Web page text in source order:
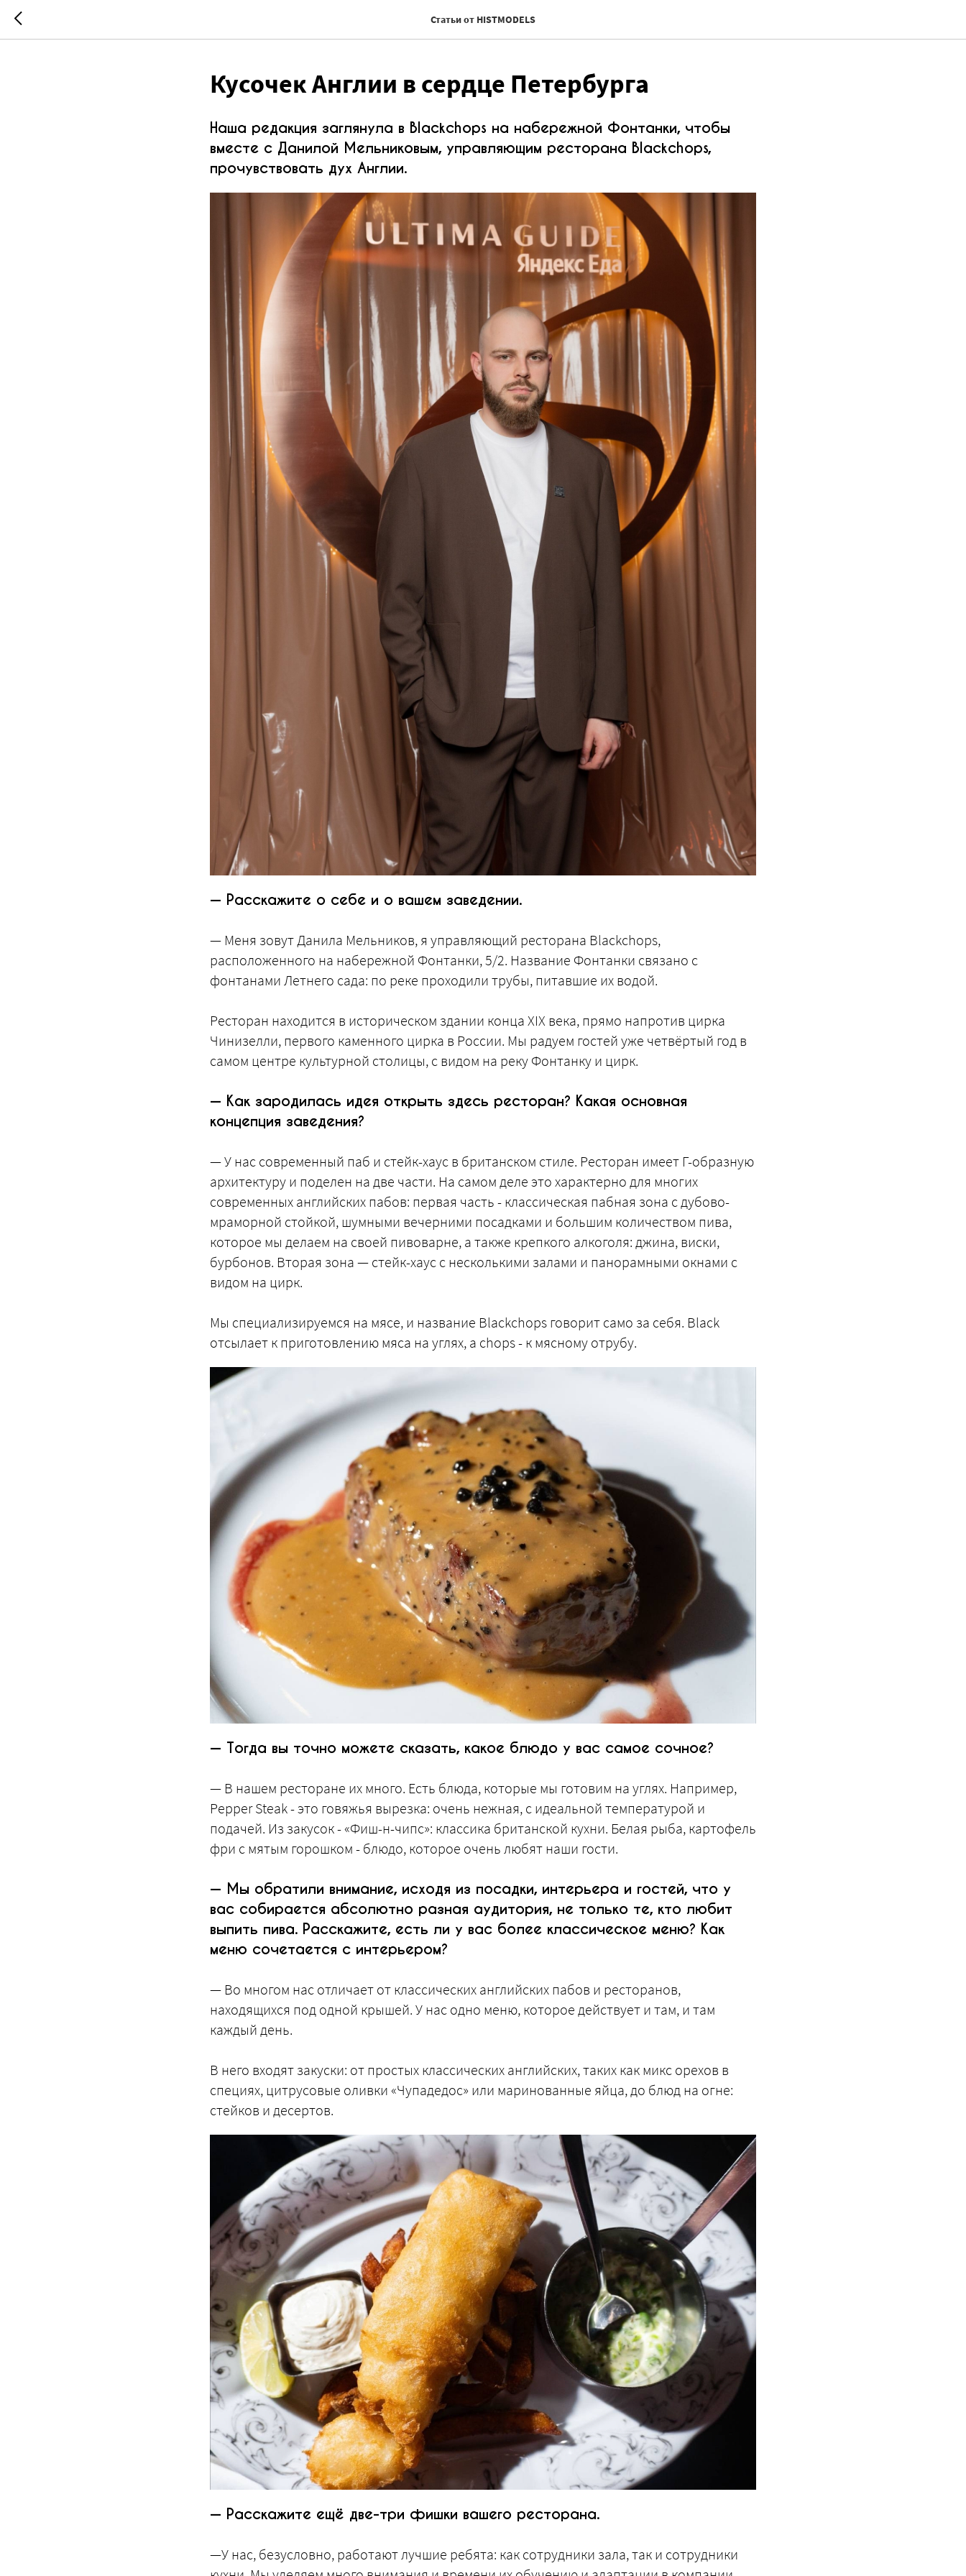
Статьи от HISTMODELS
Кусочек Англии в сердце Петербурга
Наша редакция заглянула в Blackchops на набережной Фонтанки, чтобы
вместе с Данилой Мельниковым, управляющим ресторана Blackchops,
прочувствовать дух Англии.
— Расскажите о себе и о вашем заведении.
— Меня зовут Данила Мельников, я управляющий ресторана Blackchops,
расположенного на набережной Фонтанки, 5/2. Название Фонтанки связано с
фонтанами Летнего сада: по реке проходили трубы, питавшие их водой.
Ресторан находится в историческом здании конца XIX века, прямо напротив цирка
Чинизелли, первого каменного цирка в России. Мы радуем гостей уже четвёртый год в
самом центре культурной столицы, с видом на реку Фонтанку и цирк.
— Как зародилась идея открыть здесь ресторан? Какая основная
концепция заведения?
— У нас современный паб и стейк-хаус в британском стиле. Ресторан имеет Г-образную
архитектуру и поделен на две части. На самом деле это характерно для многих
современных английских пабов: первая часть - классическая пабная зона с дубово-
мраморной стойкой, шумными вечерними посадками и большим количеством пива,
которое мы делаем на своей пивоварне, а также крепкого алкоголя: джина, виски,
бурбонов. Вторая зона — стейк-хаус с несколькими залами и панорамными окнами с
видом на цирк.
Мы специализируемся на мясе, и название Blackchops говорит само за себя. Black
отсылает к приготовлению мяса на углях, а chops - к мясному отрубу.
— Тогда вы точно можете сказать, какое блюдо у вас самое сочное?
— В нашем ресторане их много. Есть блюда, которые мы готовим на углях. Например,
Pepper Steak - это говяжья вырезка: очень нежная, с идеальной температурой и
подачей. Из закусок - «Фиш-н-чипс»: классика британской кухни. Белая рыба, картофель
фри с мятым горошком - блюдо, которое очень любят наши гости.
— Мы обратили внимание, исходя из посадки, интерьера и гостей, что у
вас собирается абсолютно разная аудитория, не только те, кто любит
выпить пива. Расскажите, есть ли у вас более классическое меню? Как
меню сочетается с интерьером?
— Во многом нас отличает от классических английских пабов и ресторанов,
находящихся под одной крышей. У нас одно меню, которое действует и там, и там
каждый день.
В него входят закуски: от простых классических английских, таких как микс орехов в
специях, цитрусовые оливки «Чупадедос» или маринованные яйца, до блюд на огне:
стейков и десертов.
— Расскажите ещё две-три фишки вашего ресторана.
—У нас, безусловно, работают лучшие ребята: как сотрудники зала, так и сотрудники